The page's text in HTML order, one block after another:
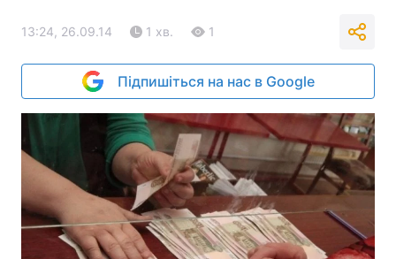
13:24, 26.09.14 1 хв. 1
Підпишіться на нас в Google